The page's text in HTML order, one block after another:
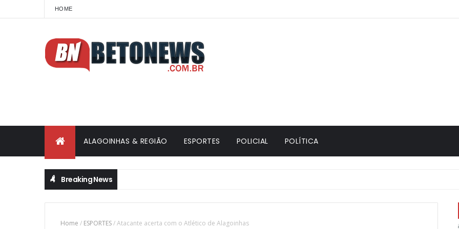
HOME
ALAGOINHAS & REGIÃO ESPORTES POLICIAL POLÍTICA
Breaking News
Home / ESPORTES/Atacante acerta com o Atlético de Alagoinhas